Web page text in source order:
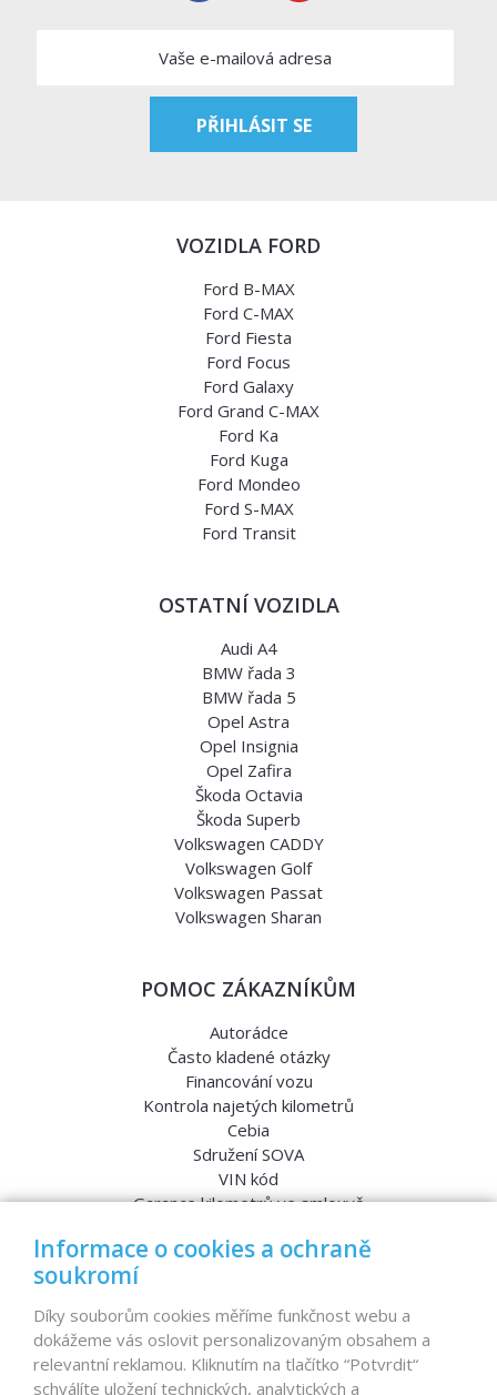
VOZIDLA FORD
Ford B-MAX
Ford C-MAX
Ford Fiesta
Ford Focus
Ford Galaxy
Ford Grand C-MAX
Ford Ka
Ford Kuga
Ford Mondeo
Ford S-MAX
Ford Transit
OSTATNÍ VOZIDLA
Audi A4
BMW řada 3
BMW řada 5
Opel Astra
Opel Insignia
Opel Zafira
Škoda Octavia
Škoda Superb
Volkswagen CADDY
Volkswagen Golf
Volkswagen Passat
Volkswagen Sharan
POMOC ZÁKAZNÍKŮM
Autorádce
Často kladené otázky
Financování vozu
Kontrola najetých kilometrů
Cebia
Sdružení SOVA
VIN kód
Garance kilometrů ve smlouvě
Nabídka vozů
Reference
Informace o cookies a ochraně
soukromí
Díky souborům cookies měříme funkčnost webu a
dokážeme vás oslovit personalizovaným obsahem a
relevantní reklamou. Kliknutím na tlačítko “Potvrdit“
schválíte uložení technických, analytických a